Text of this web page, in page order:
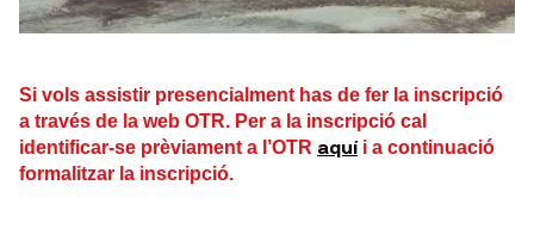
Si vols assistir presencialment has de fer la inscripció
a través de la web OTR. Per a la inscripció cal
identificar-se prèviament a l’OTR aquí i a continuació
formalitzar la inscripció.